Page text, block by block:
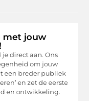
met jouw
direct aan. Ons
om jouw
een breder publiek
en zet de eerste
en ontwikkeling.